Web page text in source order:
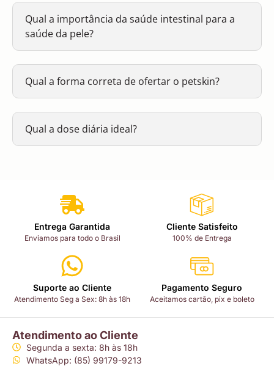
Qual a importância da saúde intestinal para a
saúde da pele?
Qual a forma correta de ofertar o petskin?
Qual a dose diária ideal?
Entrega Garantida
Enviamos para todo o Brasil
Cliente Satisfeito
100% de Entrega
Suporte ao Cliente
Atendimento Seg a Sex: 8h às 18h
Pagamento Seguro
Aceitamos cartão, pix e boleto
Atendimento ao Cliente
Segunda a sexta: 8h às 18h
WhatsApp: (85) 99179-9213